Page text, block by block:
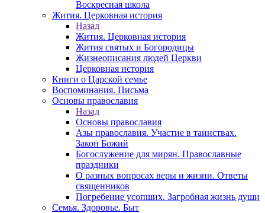
Воскресная школа
Жития. Церковная история
Назад
Жития. Церковная история
Жития святых и Богородицы
Жизнеописания людей Церкви
Церковная история
Книги о Царской семье
Воспоминания. Письма
Основы православия
Назад
Основы православия
Азы православия. Участие в таинствах.
Закон Божий
Богослужение для мирян. Православные
праздники
О разных вопросах веры и жизни. Ответы
священников
Погребение усопших. Загробная жизнь души
Семья. Здоровье. Быт